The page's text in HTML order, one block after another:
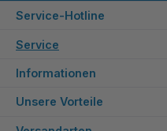
Service-Hotline
Service
Informationen
Unsere Vorteile